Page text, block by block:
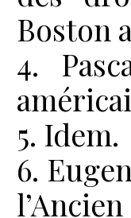
Boston
4.
5. Idem.
6.